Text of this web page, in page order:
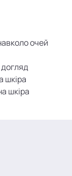
очей
шкіра
шкіра